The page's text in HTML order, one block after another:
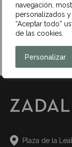
navegación,
personalizados
“Aceptar todo”
de las cookies.
Personalizar
ZADAL,
Mercantil-
y Ebury,
pagos…
Leer más
Plaza de la